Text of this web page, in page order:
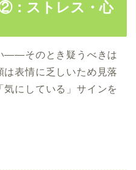
：ストレス・心
――そのとき疑うべきは
は表情に乏しいため見落
にしている」サインを